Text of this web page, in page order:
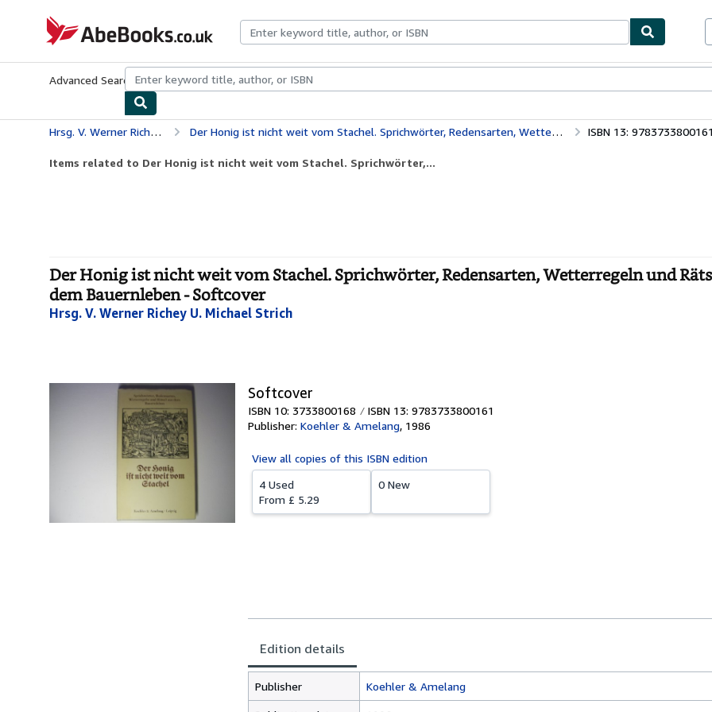
AbeBooks.co.uk
Advanced Search Browse CollectionsRare BooksArt & Collectables
Hrsg. V. Werner Richey U. Michael Strich Der Honig ist nicht weit vom Stachel. Sprichwörter, Redensarten, Wetterregeln und Rätsel aus dem Bauernleben ISBN 13: 9783733800161
Items related to Der Honig ist nicht weit vom Stachel. Sprichwörter,...
Der Honig ist nicht weit vom Stachel. Sprichwörter, Redensarten, Wetterregeln und
dem Bauernleben - Softcover
Hrsg. V. Werner Richey U. Michael Strich
Softcover
ISBN 10: 3733800168
ISBN 13: 9783733800161
Publisher: Koehler & Amelang, 1986
View all copies of this ISBN edition
4 Used
From £ 5.29
0 New
Edition details
Publisher Koehler & Amelang